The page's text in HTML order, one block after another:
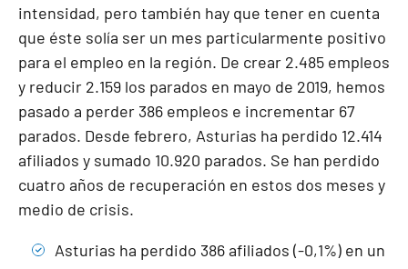
intensidad, pero también hay que tener en cuenta
que éste solía ser un mes particularmente positivo
para el empleo en la región. De crear 2.485 empleos
y reducir 2.159 los parados en mayo de 2019, hemos
pasado a perder 386 empleos e incrementar 67
parados. Desde febrero, Asturias ha perdido 12.414
afiliados y sumado 10.920 parados. Se han perdido
cuatro años de recuperación en estos dos meses y
medio de crisis.
Asturias ha perdido 386 afiliados (-0,1%) en un